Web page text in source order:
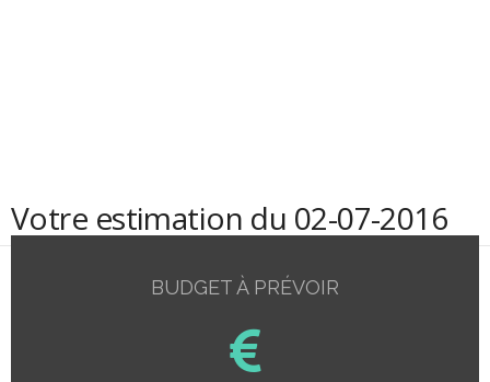
Votre estimation du 02-07-2016
BUDGET À PRÉVOIR